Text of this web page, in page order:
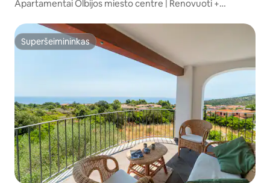
Apartamentai Olbijos miesto centre | Renovuoti +
Superšeimininkas
Superšeimininkas